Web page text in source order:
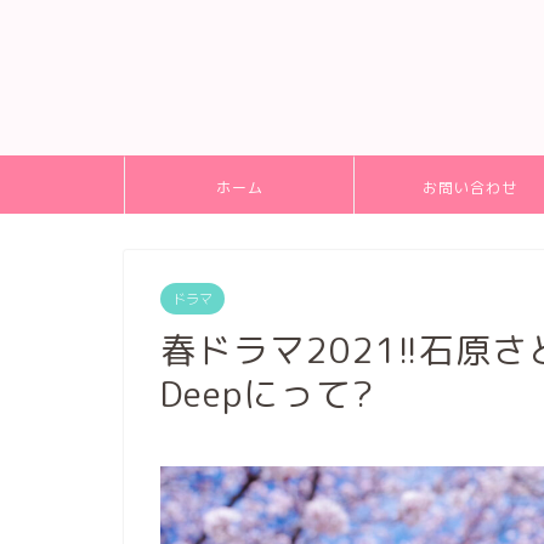
ホーム お問い合わせ
ドラマ
春ドラマ2021!!石原さ
Deepにって?